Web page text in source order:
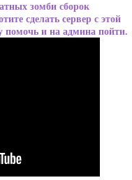
зомби сборок
сделать сервер с этой
помочь и на админа пойти.